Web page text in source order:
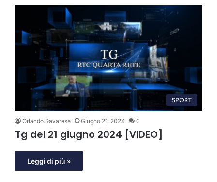
SPORT
Orlando Savarese Giugno 21, 2024 0
Tg del 21 giugno 2024 [VIDEO]
Leggi di più »